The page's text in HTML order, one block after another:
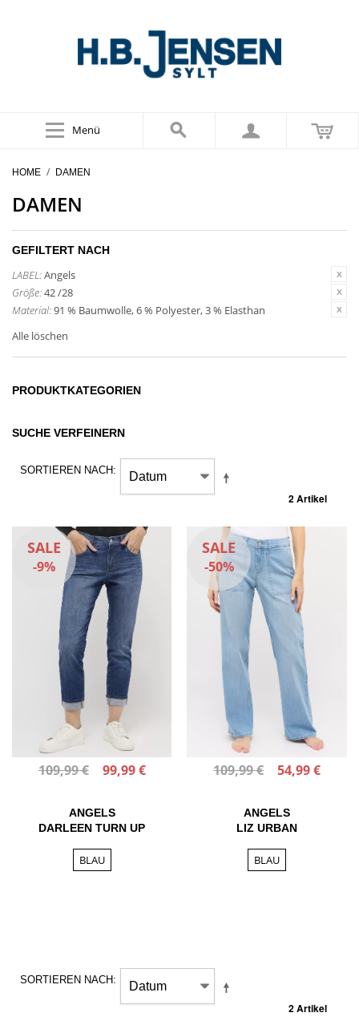
Menü
HOME / DAMEN
DAMEN
GEFILTERT NACH
LABEL:Angels
Größe:42 /28
Material:91 % Baumwolle, 6 % Polyester, 3 % Elasthan
Alle löschen
PRODUKTKATEGORIEN
SUCHE VERFEINERN
SORTIEREN NACH
2 Artikel
SALE
-9%
109,99 € 99,99 €
ANGELS
DARLEEN TURN UP
BLAU
SALE
-50%
109,99 € 54,99 €
ANGELS
LIZ URBAN
BLAU
SORTIEREN NACH
2 Artikel